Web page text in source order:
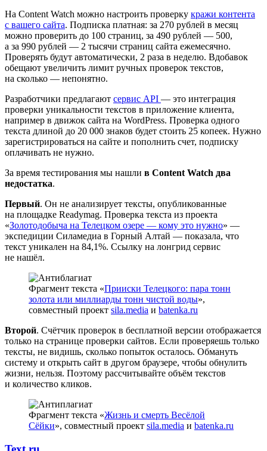
На Content Watch можно настроить проверку кражи контента
с вашего сайта. Подписка платная: за 270 рублей в месяц
можно проверить до 100 страниц, за 490 рублей — 500,
а за 990 рублей — 2 тысячи страниц сайта ежемесячно.
Проверять будут автоматически, 2 раза в неделю. Вдобавок
обещают увеличить лимит ручных проверок текстов,
на сколько — непонятно.
Разработчики предлагают сервис API — это интеграция
проверки уникальности текстов в приложение клиента,
например в движок сайта на WordPress. Проверка одного
текста длиной до 20 000 знаков будет стоить 25 копеек. Нужно
зарегистрироваться на сайте и пополнить счет, подписку
оплачивать не нужно.
За время тестирования мы нашли в Content Watch два
недостатка.
Первый. Он не анализирует тексты, опубликованные
на площадке Readymag. Проверка текста из проекта
«Золотодобыча на Телецком озере — кому это нужно» —
экспедиции Силамедиа в Горный Алтай — показала, что
текст уникален на 84,1%. Ссылку на лонгрид сервис
не нашёл.
Фрагмент текста «Прииски Телецкого: пара тонн
золота или миллиарды тонн чистой воды»,
совместный проект sila.media и batenka.ru
Второй. Счётчик проверок в бесплатной версии отображается
только на странице проверки сайтов. Если проверяешь только
тексты, не видишь, сколько попыток осталось. Обмануть
систему и открыть сайт в другом браузере, чтобы обнулить
жизни, нельзя. Поэтому рассчитывайте объём текстов
и количество кликов.
Фрагмент текста «Жизнь и смерть Весёлой
Сёйки», совместный проект sila.media и batenka.ru